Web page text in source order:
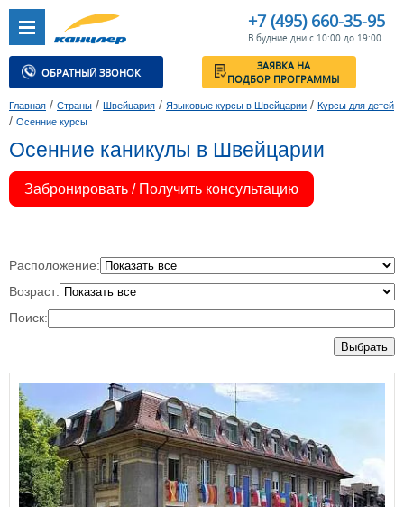
+7 (495) 660-35-95
В будние дни с 10:00 до 19:00
ОБРАТНЫЙ ЗВОНОК
ЗАЯВКА НА
ПОДБОР ПРОГРАММЫ
Главная / Страны / Швейцария / Языковые курсы в Швейцарии / Курсы для детей
/ Осенние курсы
Осенние каникулы в Швейцарии
Забронировать / Получить консультацию
Расположение:
Возраст:
Поиск:
Выбрать